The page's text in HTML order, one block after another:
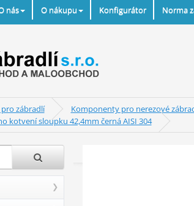
nás O nákupu Konfigurátor Norma
zábradlí Komponenty pro nerezové
kotvení sloupku 42,4mm černá AISI 304